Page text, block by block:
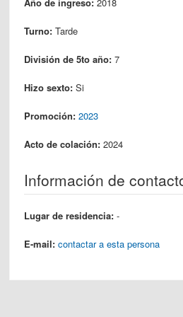
Turno: Tarde
División de 5to año: 7
Hizo sexto: Si
Promoción: 2023
Acto de colación: 2024
Información de
Lugar de residencia: -
E-mail: contactar a esta persona